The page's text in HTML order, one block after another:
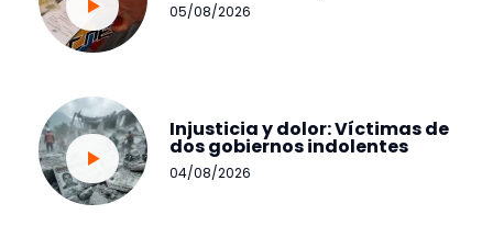
05/08/2026
Injusticia y dolor: Víctimas de
dos gobiernos indolentes
04/08/2026